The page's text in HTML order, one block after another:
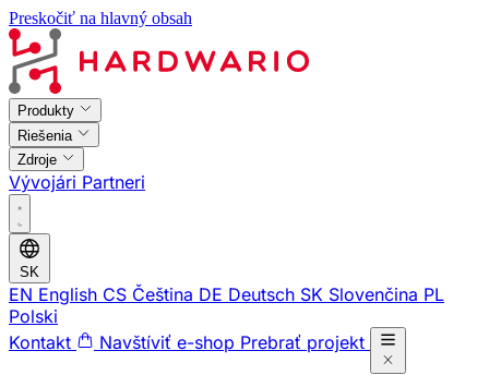
Preskočiť na hlavný obsah
Produkty
Riešenia
Zdroje
Vývojári Partneri
SK
EN English CS Čeština DE Deutsch SK Slovenčina PL
Polski
Kontakt
Navštíviť e-shop Prebrať projekt